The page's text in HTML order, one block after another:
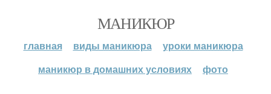
МАНИКЮР
главная виды маникюра
уроки маникюра
маникюр в домашних условиях
фото